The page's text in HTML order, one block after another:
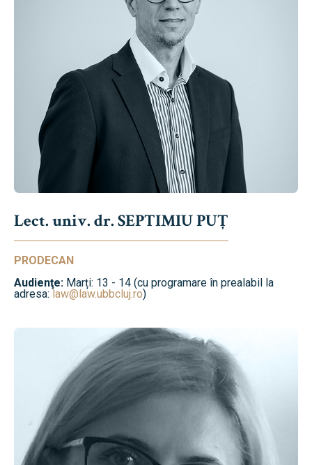
Lect. univ. dr. SEPTIMIU PUȚ
PRODECAN
Audienţe: Marți: 13 - 14 (cu programare în prealabil la
adresa:law@law.ubbcluj.ro)